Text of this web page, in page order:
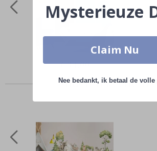
Special
€ 34,00
Anderen kochten
Mysterieuze
Claim Nu
Nee bedankt, ik betaal de